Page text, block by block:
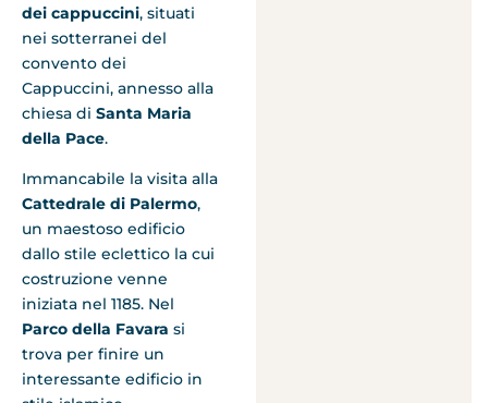
dei cappuccini, situati
nei sotterranei del
convento dei
Cappuccini, annesso alla
chiesa di Santa Maria
della Pace.
Immancabile la visita alla
Cattedrale di Palermo,
un maestoso edificio
dallo stile eclettico la cui
costruzione venne
iniziata nel 1185. Nel
Parco della Favara si
trova per finire un
interessante edificio in